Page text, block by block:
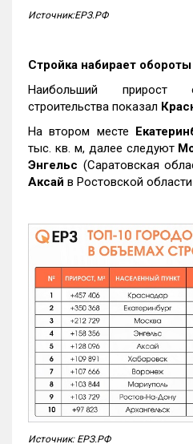
Источник:ЕРЗ.РФ
Стройка набирает обороты
Наибольший прирост
строительства показал
На втором месте
тыс. кв. м, далее следуют
Энгельс (Саратовская
Аксай в Ростовской
Источник: ЕРЗ.РФ